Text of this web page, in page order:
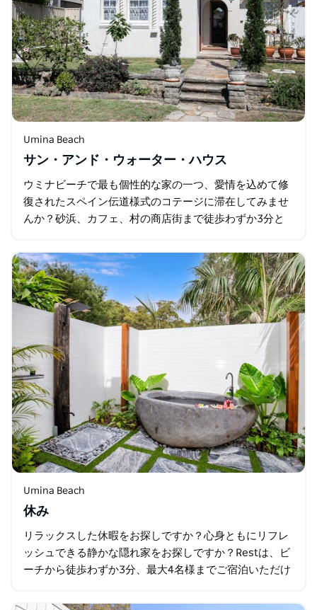
Umina Beach
サン・アンド・ウォーター・ハウス
ウミナビーチで最も個性的な家の一つ、愛情を込めて修
復されたスペイン伝道様式のコテージに滞在してみませ
んか？砂浜、カフェ、村の商店街まで徒歩わずか3分と
–…
Umina Beach
休み
リラックスした休暇をお探しですか？心身ともにリフレ
ッシュできる静かな隠れ家をお探しですか？Restは、ビ
ーチから徒歩わずか3分、最大4名様までご宿泊いただけ
ットも歓迎のこの美しい家は…